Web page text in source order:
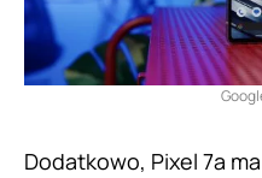
Dodatkowo, Pixel 7a